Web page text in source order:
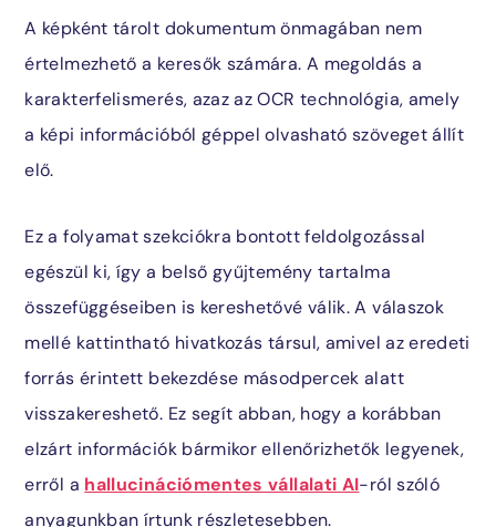
A képként tárolt dokumentum önmagában nem
értelmezhető a keresők számára. A megoldás a
karakterfelismerés, azaz az OCR technológia, amely
a képi információból géppel olvasható szöveget állít
elő.
Ez a folyamat szekciókra bontott feldolgozással
egészül ki, így a belső gyűjtemény tartalma
összefüggéseiben is kereshetővé válik. A válaszok
mellé kattintható hivatkozás társul, amivel az eredeti
forrás érintett bekezdése másodpercek alatt
visszakereshető. Ez segít abban, hogy a korábban
elzárt információk bármikor ellenőrizhetők legyenek,
erről a hallucinációmentes vállalati AI-ról szóló
anyagunkban írtunk részletesebben.